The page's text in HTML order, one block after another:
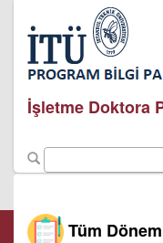
İşletme Doktora
Tüm